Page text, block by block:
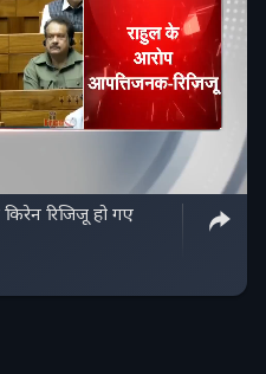
रिजिजू हो गए